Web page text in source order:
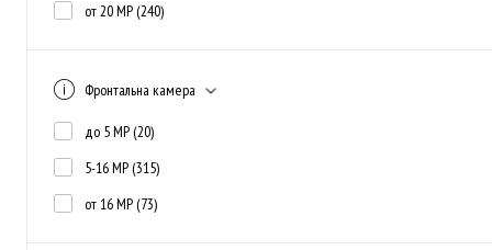
от 20 MP (240)
Фронтальна камера
до 5 MP (20)
5-16 MP (315)
от 16 MP (73)